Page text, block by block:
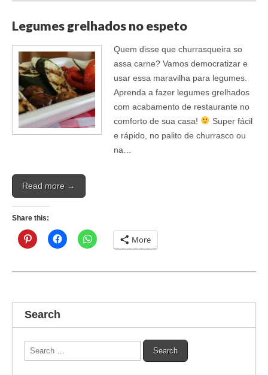
Legumes grelhados no espeto
Quem disse que churrasqueira so
assa carne? Vamos democratizar e
usar essa maravilha para legumes.
Aprenda a fazer legumes grelhados
com acabamento de restaurante no
comforto de sua casa!
Super fácil
e rápido, no palito de churrasco ou
na…
Read more →
Share this:
More
Search
Search
for: